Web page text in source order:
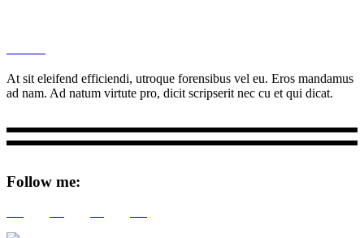
At sit eleifend efficiendi, utroque forensibus vel eu. Eros mandamus
ad nam. Ad natum virtute pro, dicit scripserit nec cu et qui dicat.
Follow me: